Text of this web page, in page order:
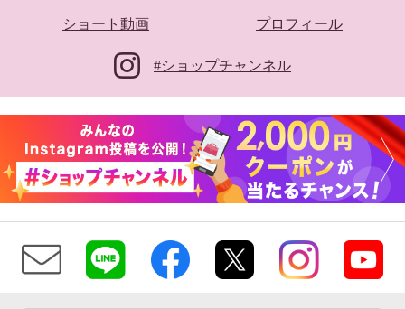
ショート動画 プロフィール
#ショップチャンネル